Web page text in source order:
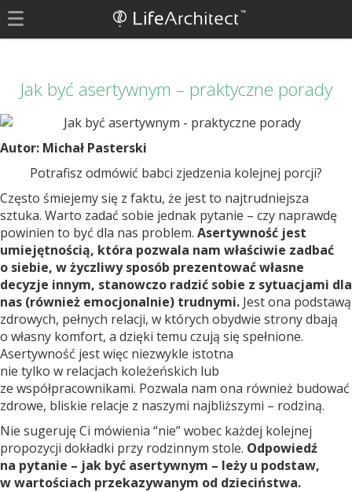
Jak być asertywnym – praktyczne porady
Autor: Michał Pasterski
Potrafisz odmówić babci zjedzenia kolejnej porcji?
Często śmiejemy się z faktu, że jest to najtrudniejsza
sztuka. Warto zadać sobie jednak pytanie – czy naprawdę
powinien to być dla nas problem. Asertywność jest
umiejętnością, która pozwala nam właściwie zadbać
o siebie, w życzliwy sposób prezentować własne
decyzje innym, stanowczo radzić sobie z sytuacjami dla
nas (również emocjonalnie) trudnymi. Jest ona podstawą
zdrowych, pełnych relacji, w których obydwie strony dbają
o własny komfort, a dzięki temu czują się spełnione.
Asertywność jest więc niezwykle istotna
nie tylko w relacjach koleżeńskich lub
ze współpracownikami. Pozwala nam ona również budować
zdrowe, bliskie relacje z naszymi najbliższymi – rodziną.
Nie sugeruję Ci mówienia “nie” wobec każdej kolejnej
propozycji dokładki przy rodzinnym stole. Odpowiedź
na pytanie – jak być asertywnym – leży u podstaw,
w wartościach przekazywanym od dzieciństwa.